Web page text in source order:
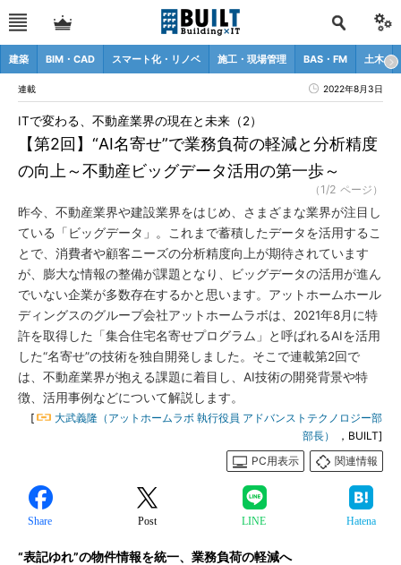
建築 BIM・CAD スマート化・リノベ 施工・現場管理 BAS・FM 土木
連載 2022年8月3日
【第2回】“AI名寄せ”で業務負荷の軽減と分析精度
の向上～不動産ビッグデータ活用の第一歩～
ITで変わる、不動産業界の現在と未来（2）
（1/2 ページ）
昨今、不動産業界や建設業界をはじめ、さまざまな業界が注目し
ている「ビッグデータ」。これまで蓄積したデータを活用するこ
とで、消費者や顧客ニーズの分析精度向上が期待されています
が、膨大な情報の整備が課題となり、ビッグデータの活用が進ん
でいない企業が多数存在するかと思います。アットホームホール
ディングスのグループ会社アットホームラボは、2021年8月に特
許を取得した「集合住宅名寄せプログラム」と呼ばれるAIを活用
した“名寄せ”の技術を独自開発しました。そこで連載第2回で
は、不動産業界が抱える課題に着目し、AI技術の開発背景や特
徴、活用事例などについて解説します。
[
大武義隆（アットホームラボ 執行役員 アドバンストテクノロジー部
部長）
，BUILT]
PC用表示
関連情報
Share Post LINE Hatena
“表記ゆれ”の物件情報を統一、業務負荷の軽減へ